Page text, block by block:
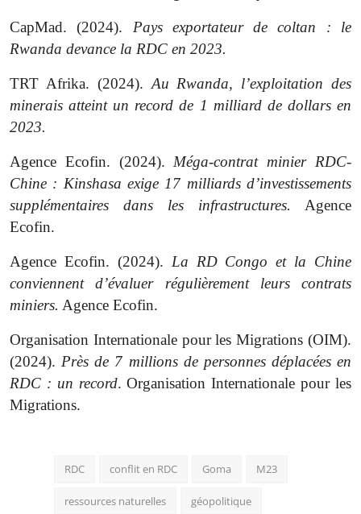
CapMad. (2024). Pays exportateur de coltan : le
Rwanda devance la RDC en 2023.
TRT Afrika. (2024).Au Rwanda, l’exploitation des
minerais atteint un record de 1 milliard de dollars en
2023.
Agence Ecofin. (2024).Méga-contrat minier RDC-
Chine : Kinshasa exige 17 milliards d’investissements
supplémentaires dans les infrastructures. Agence
Ecofin.
Agence Ecofin. (2024). La RD Congo et la Chine
conviennent d’évaluer régulièrement leurs contrats
miniers. Agence Ecofin.
Organisation Internationale pour les Migrations (OIM).
(2024).Près de 7 millions de personnes déplacées en
RDC : un record. Organisation Internationale pour les
Migrations.
RDC conflit en RDC Goma M23
ressources naturelles géopolitique